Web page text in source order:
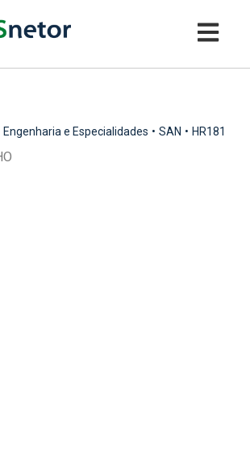
Engenharia e Especialidades • SAN • HR181